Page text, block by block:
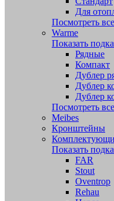
Для
Посмотреть
Warme
Показать
Рядные
Компакт
Дублер
Дублер
Дублер
Посмотреть
Meibes
Кронштейны
Показать
FAR
Stout
Oventrop
Rehau